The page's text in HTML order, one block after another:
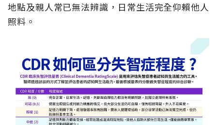
地點及親人常已無法辨識，日常生活完全仰賴他人
照料。